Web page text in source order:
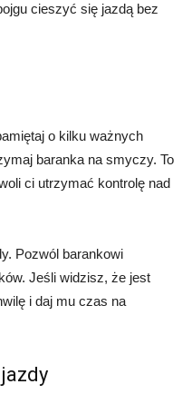
cieszyć się jazdą bez
o kilku ważnych
baranka na smyczy. To
ci utrzymać kontrolę nad
Pozwól barankowi
Jeśli widzisz, że jest
i daj mu czas na